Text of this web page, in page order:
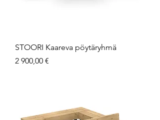
STOORI Kaareva pöytäryhmä
Hinta
2 900,00 €